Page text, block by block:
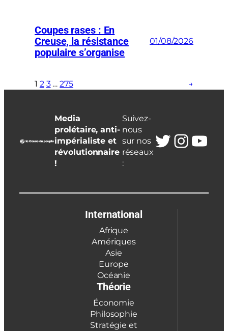
Coupes rases : En
Creuse, la résistance
populaire s’organise
01/08/2026
1 2 3 … 275 →
Media
prolétaire, anti-
impérialiste et
révolutionnaire
!
Suivez-
nous
sur nos
réseaux
:
Twitter
International
Afrique
Amériques
Asie
Europe
Océanie
Théorie
Économie
Philosophie
Stratégie et